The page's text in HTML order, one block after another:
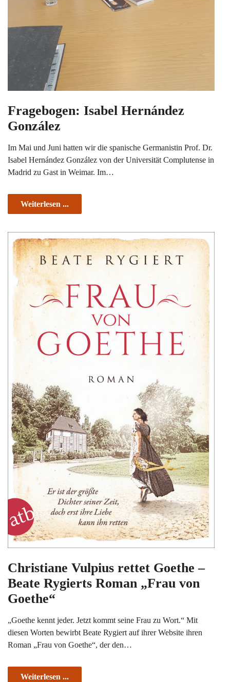
Fragebogen: Isabel Hernández
González
Im Mai und Juni hatten wir die spanische Germanistin Prof. Dr.
Isabel Hernández González von der Universität Complutense in
Madrid zu Gast in Weimar. Im…
Weiterlesen ...
Christiane Vulpius rettet Goethe –
Beate Rygierts Roman „Frau von
Goethe“
„Goethe kennt jeder. Jetzt kommt seine Frau zu Wort.“ Mit
diesen Worten bewirbt Beate Rygiert auf ihrer Website ihren
Roman „Frau von Goethe“, der den…
Weiterlesen ...